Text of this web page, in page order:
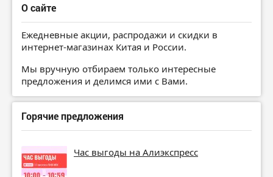
О сайте
Ежедневные акции, распродажи и скидки в
интернет-магазинах Китая и России.
Мы вручную отбираем только интересные
предложения и делимся ими с Вами.
Горячие предложения
Час выгоды на Алиэкспресс